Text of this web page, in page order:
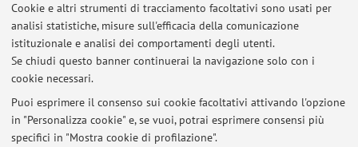
Cookie e altri strumenti di tracciamento facoltativi sono usati per
analisi statistiche, misure sull'efficacia della comunicazione
istituzionale e analisi dei comportamenti degli utenti.
Se chiudi questo banner continuerai la navigazione solo con i
cookie necessari.
Puoi esprimere il consenso sui cookie facoltativi attivando l'opzione
in "Personalizza cookie" e, se vuoi, potrai esprimere consensi più
specifici in "Mostra cookie di profilazione".
Dipartimento di Fisica e Astronomia "Augusto Righi"
Viale Berti Pichat 6/2, Bologna -Vai alla mappa
Ultimi avvisi